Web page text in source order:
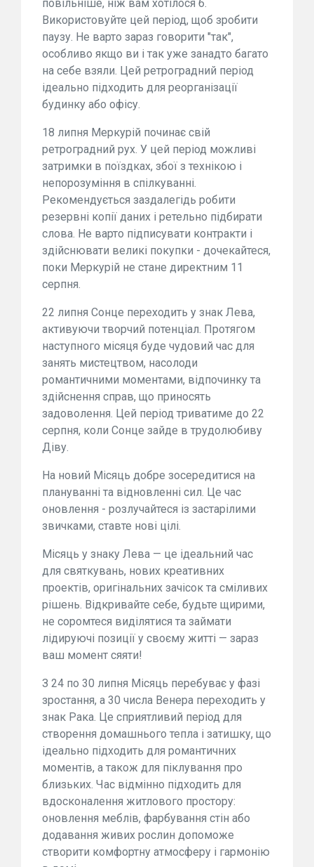
повільніше, ніж вам хотілося б.
Використовуйте цей період, щоб зробити
паузу. Не варто зараз говорити "так",
особливо якщо ви і так уже занадто багато
на себе взяли. Цей ретроградний період
ідеально підходить для реорганізації
будинку або офісу.
18 липня Меркурій починає свій
ретроградний рух. У цей період можливі
затримки в поїздках, збої з технікою і
непорозуміння в спілкуванні.
Рекомендується заздалегідь робити
резервні копії даних і ретельно підбирати
слова. Не варто підписувати контракти і
здійснювати великі покупки - дочекайтеся,
поки Меркурій не стане директним 11
серпня.
22 липня Сонце переходить у знак Лева,
активуючи творчий потенціал. Протягом
наступного місяця буде чудовий час для
занять мистецтвом, насолоди
романтичними моментами, відпочинку та
здійснення справ, що приносять
задоволення. Цей період триватиме до 22
серпня, коли Сонце зайде в трудолюбиву
Діву.
На новий Місяць добре зосередитися на
плануванні та відновленні сил. Це час
оновлення - розлучайтеся із застарілими
звичками, ставте нові цілі.
Місяць у знаку Лева — це ідеальний час
для святкувань, нових креативних
проектів, оригінальних зачісок та сміливих
рішень. Відкривайте себе, будьте щирими,
не соромтеся виділятися та займати
лідируючі позиції у своєму житті — зараз
ваш момент сяяти!
З 24 по 30 липня Місяць перебуває у фазі
зростання, а 30 числа Венера переходить у
знак Рака. Це сприятливий період для
створення домашнього тепла і затишку, що
ідеально підходить для романтичних
моментів, а також для піклування про
близьких. Час відмінно підходить для
вдосконалення житлового простору:
оновлення меблів, фарбування стін або
додавання живих рослин допоможе
створити комфортну атмосферу і гармонію